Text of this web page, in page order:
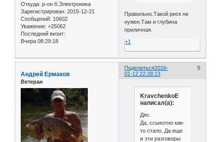
Откуда: р-он б.Электроника
Зарегистрирован: 2015-12-21
Сообщений: 10602
Уважение: +25062
Последний визит:
Вчера 08:29:18
Правильно.Такой риск не
нужен.Там и глубина
приличная.
+1
Поделиться 5
2016-
01-12 22:28:13
Андрей Ермаков
Ветеран
KravchenkoE
написал(а):
Дяс
Да, ссыкотно как-
то стало. Да еще
и эти разговоры